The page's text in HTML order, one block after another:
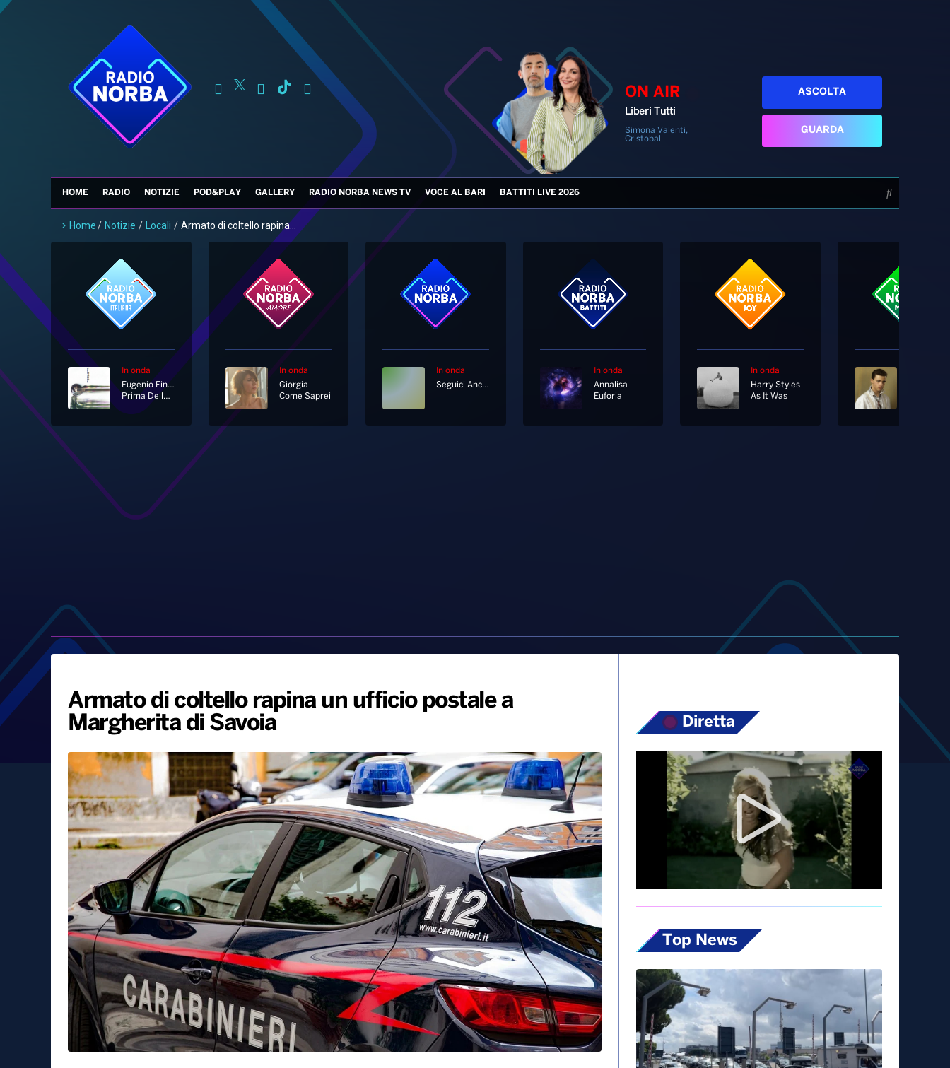
ON AIR
Liberi Tutti
Simona Valenti,
Cristobal
ASCOLTA
GUARDA
HOME RADIO NOTIZIE POD&PLAY GALLERY RADIO NORBA NEWS TV VOCE AL BARI BATTITI LIVE 2026
Home/ Notizie / Locali / Armato di coltello rapina...
In onda
Eugenio Finardi
Prima Della Guerra
In onda
Giorgia
Come Saprei
In onda
Seguici Anche In Diretta Tv Al Canale 11 E 730 Di Sky
In onda
Annalisa
Euforia
In onda
Harry Styles
As It Was
Armato di coltello rapina un ufficio postale a
Margherita di Savoia
Diretta
Top News